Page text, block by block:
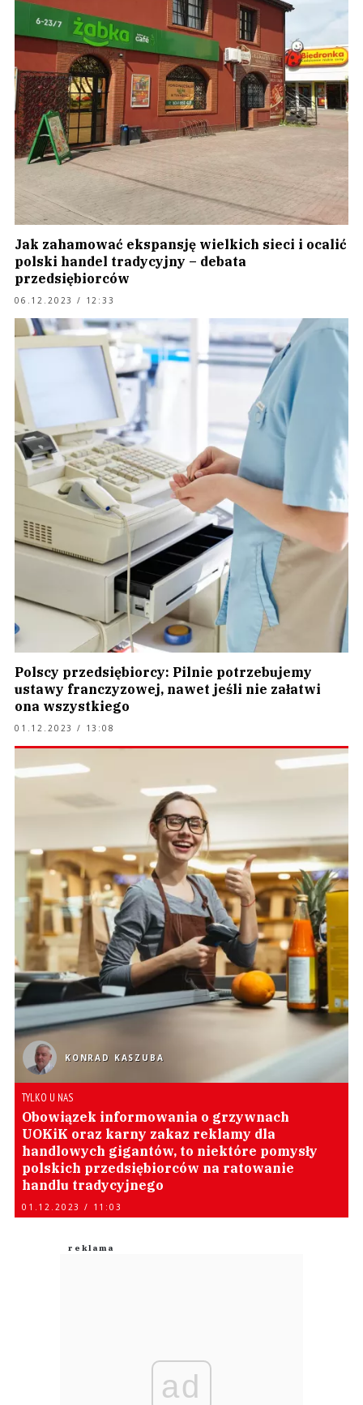
Jak zahamować ekspansję wielkich sieci i ocalić
polski handel tradycyjny – debata
przedsiębiorców
06.12.2023 / 12:33
Polscy przedsiębiorcy: Pilnie potrzebujemy
ustawy franczyzowej, nawet jeśli nie załatwi
ona wszystkiego
01.12.2023 / 13:08
KONRAD KASZUBA
TYLKO U NAS
Obowiązek informowania o grzywnach
UOKiK oraz karny zakaz reklamy dla
handlowych gigantów, to niektóre pomysły
polskich przedsiębiorców na ratowanie
handlu tradycyjnego
01.12.2023 / 11:03
ad